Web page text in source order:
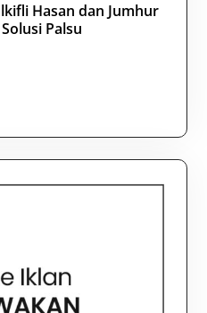
Hasan dan Jumhur
Palsu